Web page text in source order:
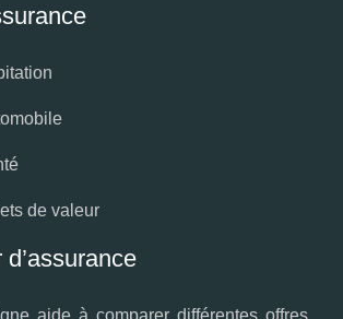
de valeur
aide à comparer différentes offres